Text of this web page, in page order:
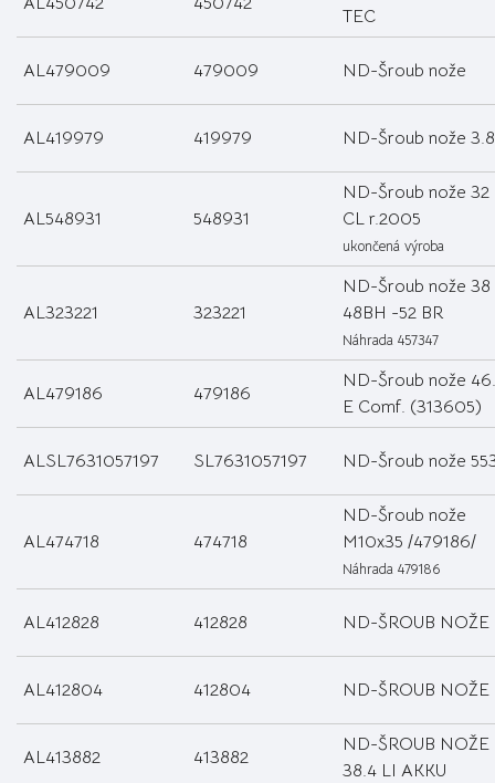
TEC
AL479009 479009 ND-Šroub nože
AL419979 419979 ND-Šroub nože
AL548931 548931
ND-Šroub nože 32
CL r.2005
ukončená výroba
AL323221 323221
ND-Šroub nože 38
48BH -52 BR
Náhrada 457347
AL479186 479186
ND-Šroub nože
E Comf. (313605)
ALSL7631057197 SL7631057197 ND-Šroub nože
AL474718 474718
ND-Šroub nože
M10x35 /479186/
Náhrada 479186
AL412828 412828 ND-ŠROUB NOŽE
AL412804 412804 ND-ŠROUB NOŽE
AL413882 413882
ND-ŠROUB NOŽE
38.4 LI AKKU